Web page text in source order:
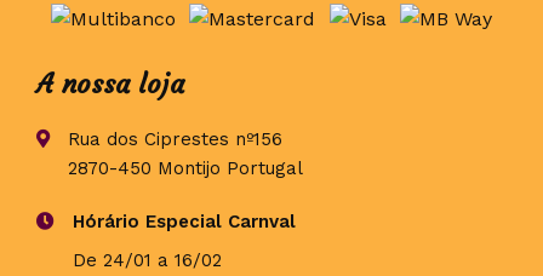
A nossa loja
Rua dos Ciprestes nº156
2870-450 Montijo Portugal
Hórário Especial Carnval
De 24/01 a 16/02